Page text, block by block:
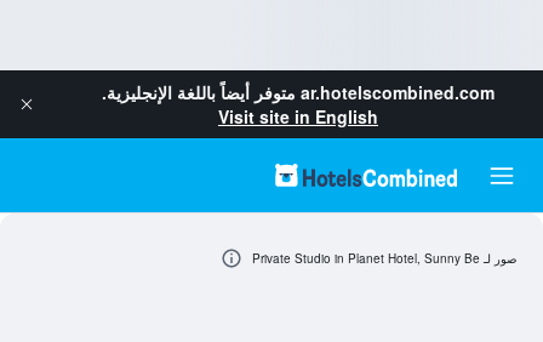
ar.hotelscombined.com متوفر أيضاً باللغة الإنجليزية.
Visit site in English
صور لـ Private Studio in Planet Hotel, Sunny Be